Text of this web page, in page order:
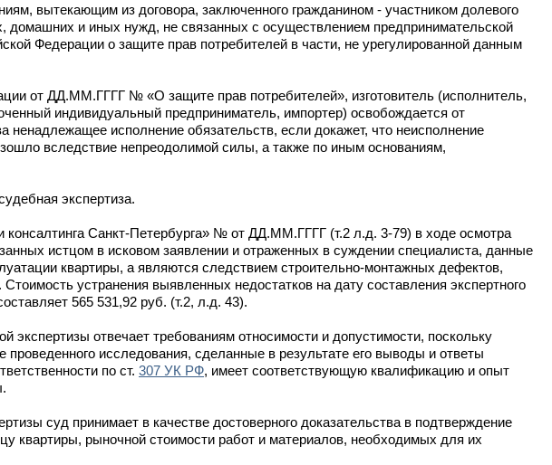
вытекающим из договора, заключенного гражданином - участником долевого
домашних и иных нужд, не связанных с осуществлением предпринимательской
Федерации о защите прав потребителей в части, не урегулированной данным
от ДД.ММ.ГГГГ № «О защите прав потребителей», изготовитель (исполнитель,
индивидуальный предприниматель, импортер) освобождается от
ненадлежащее исполнение обязательств, если докажет, что неисполнение
вследствие непреодолимой силы, а также по иным основаниям,
экспертиза.
Санкт-Петербурга» № от ДД.ММ.ГГГГ (т.2 л.д. 3-79) в ходе осмотра
истцом в исковом заявлении и отраженных в суждении специалиста, данные
квартиры, а являются следствием строительно-монтажных дефектов,
устранения выявленных недостатков на дату составления экспертного
565 531,92 руб. (т.2, л.д. 43).
экспертизы отвечает требованиям относимости и допустимости, поскольку
исследования, сделанные в результате его выводы и ответы
по ст. 307 УК РФ, имеет соответствующую квалификацию и опыт
суд принимает в качестве достоверного доказательства в подтверждение
квартиры, рыночной стоимости работ и материалов, необходимых для их